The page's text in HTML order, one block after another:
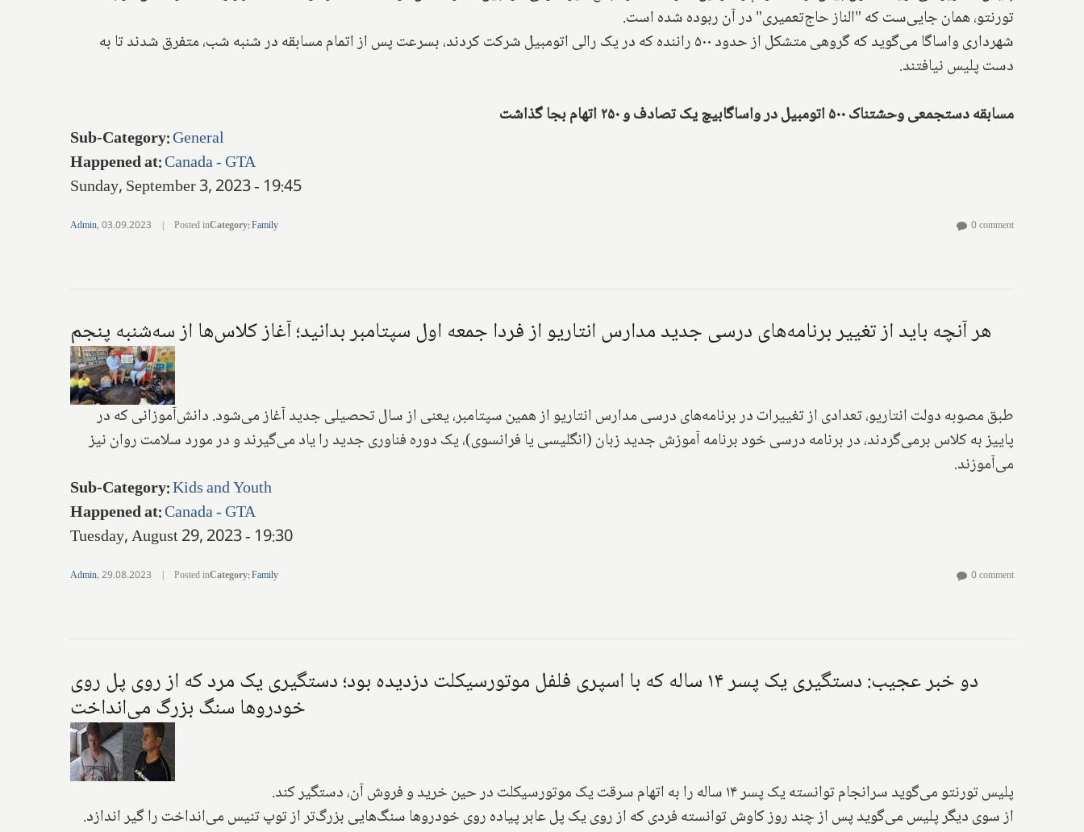
تورنتو، همان جایی‌ست که "الناز حاج‌تعمیری" در آن ربوده شده است.
شهرداری واساگا می‌گوید که گروهی متشکل از حدود ۵۰۰ راننده که در یک رالی اتومبیل شرکت کردند، بسرعت پس از اتمام مسابقه در شنبه شب، متفرق شدند تا به
دست پلیس نیافتند.
مسابقه دستجمعی وحشتناک ۵۰۰ اتومبیل در واساگابیچ یک تصادف و ۲۵۰ اتهام بجا گذاشت
Sub-Category:General
Happened at:Canada - GTA
Sunday, September 3, 2023 - 19:45
Admin,03.09.2023 | Posted inCategory:Family 0 comment
هر آنچه باید از تغییر برنامه‌های درسی جدید مدارس انتاریو از فردا جمعه اول سپتامبر بدانید؛ آغاز کلاس‌ها از سه‌شنبه پنجم
طبق مصوبه دولت انتاریو، تعدادی از تغییرات در برنامه‌های درسی مدارس انتاریو از همین سپتامبر، یعنی از سال تحصیلی جدید آغاز می‌شود. دانش‌آموزانی که در
پاییز به کلاس برمی‌گردند، در برنامه درسی خود برنامه آموزش جدید زبان (انگلیسی یا فرانسوی)، یک دوره فناوری جدید را یاد می‌گیرند و در مورد سلامت روان نیز
می‌آموزند.
Sub-Category:Kids and Youth
Happened at:Canada - GTA
Tuesday, August 29, 2023 - 19:30
Admin,29.08.2023 | Posted inCategory:Family 0 comment
دو خبر عجیب: دستگیری یک پسر ۱۴ ساله که با اسپری فلفل موتورسیکلت دزدیده بود؛ دستگیری یک مرد که از روی پل روی
خودروها سنگ بزرگ می‌انداخت
پلیس تورنتو می‌گوید سرانجام توانسته یک پسر ۱۴ ساله را به اتهام سرقت یک موتورسیکلت در حین خرید و فروش آن، دستگیر کند.
از سوی دیگر پلیس می‌گوید پس از چند روز کاوش توانسته فردی که از روی یک پل عابر پیاده روی خودروها سنگ‌هایی بزرگ‌تر از توپ تنیس می‌انداخت را گیر اندازد.